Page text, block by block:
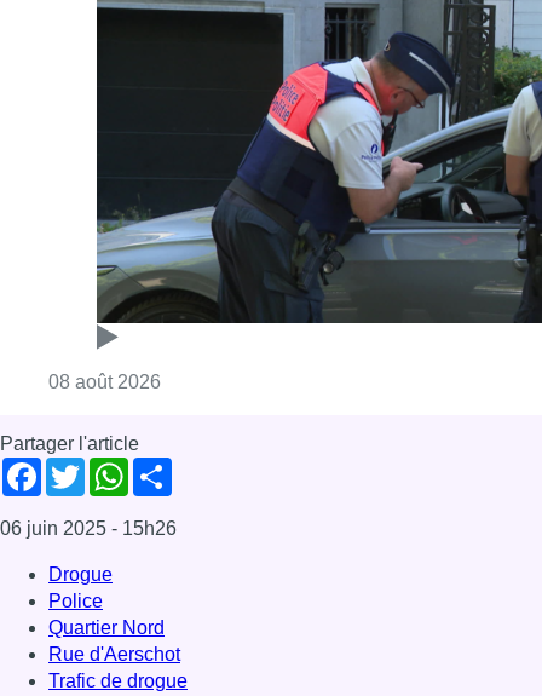
08 août 2026
Partager l'article
Facebook
TwitterWhatsApp
06 juin 2025 - 15h26
Drogue
Police
Quartier Nord
Rue d'Aerschot
Trafic de drogue